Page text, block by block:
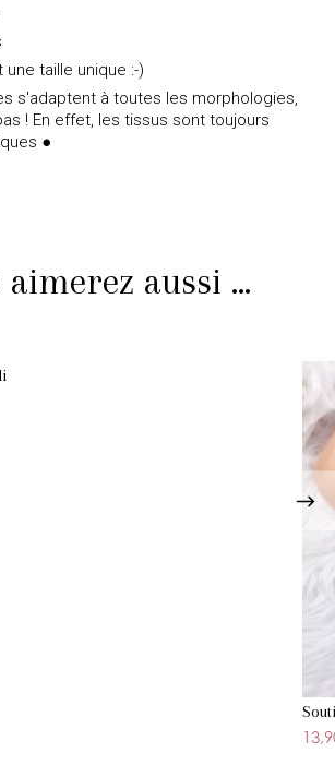
taille unique :-)
s'adaptent à toutes les morphologies,
! En effet, les tissus sont toujours
●
aimerez aussi ...